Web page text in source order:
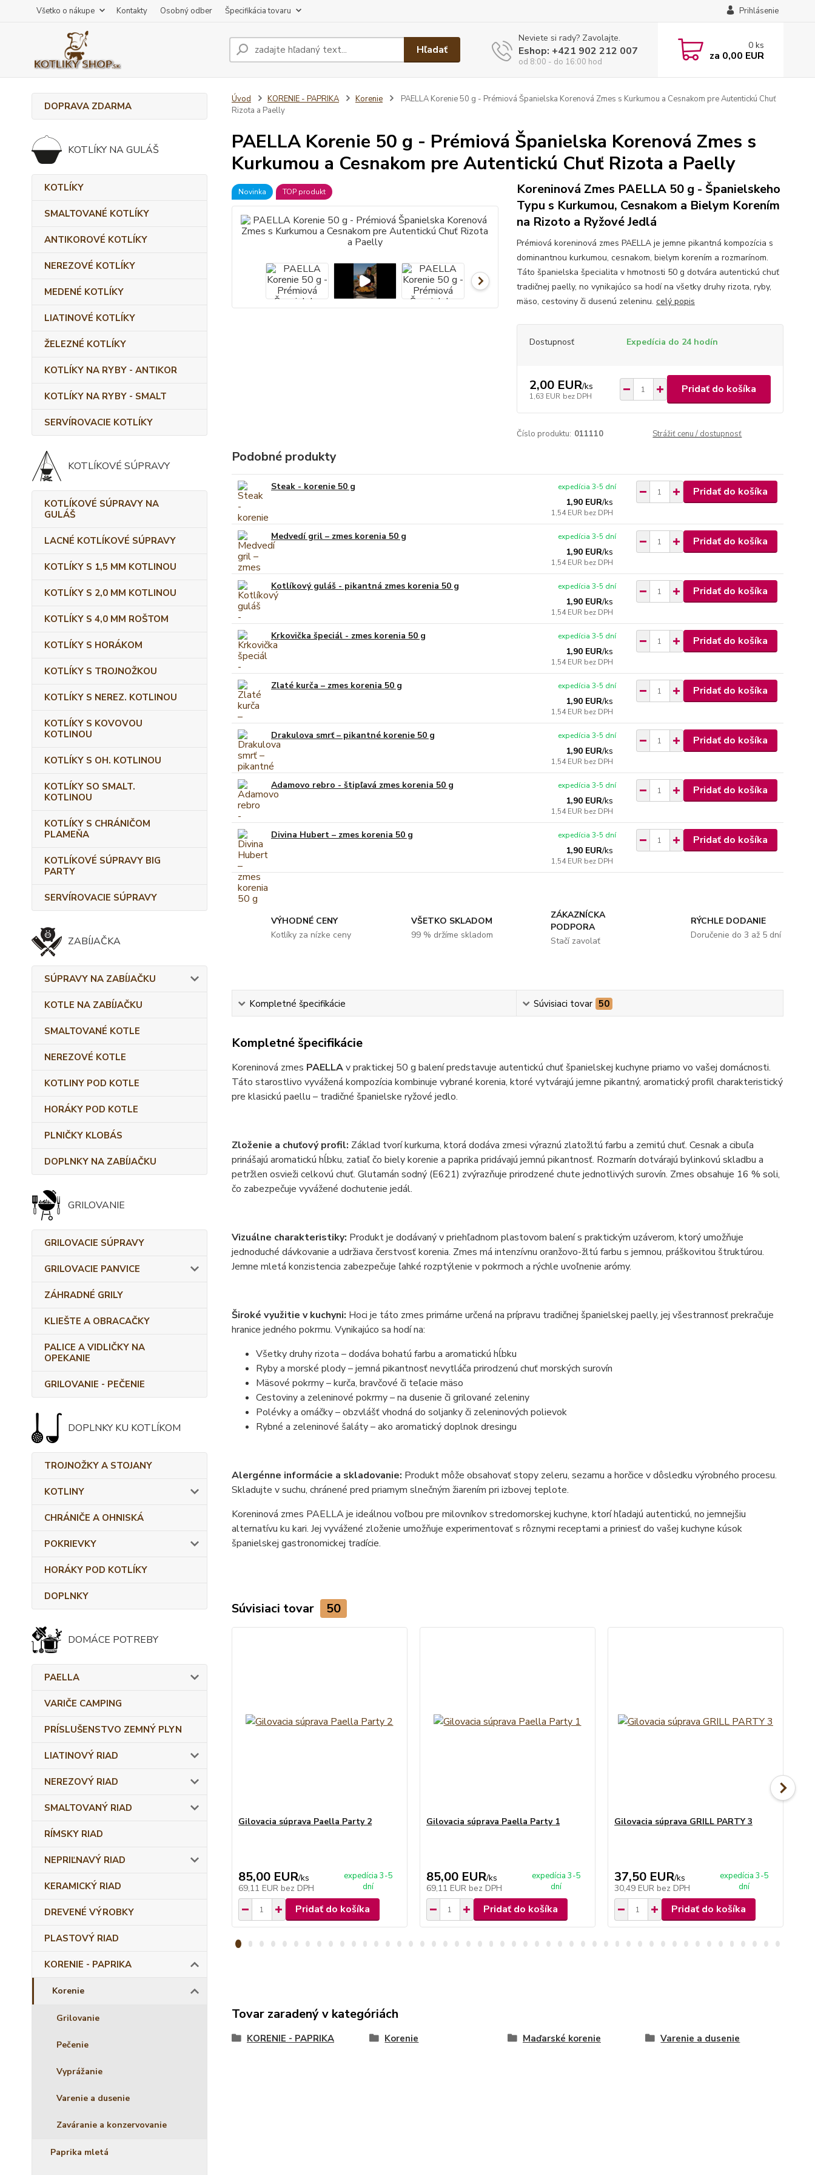
Všetko o nákupe Kontakty Osobný odber Špecifikácia tovaru Prihlásenie
Hľadať
Neviete si rady? Zavolajte.
Eshop: +421 902 212 007
od 8:00 - do 16:00 hod
0 ks
za 0,00 EUR
DOPRAVA ZDARMA
KOTLÍKY NA GULÁŠ
KOTLÍKY
SMALTOVANÉ KOTLÍKY
ANTIKOROVÉ KOTLÍKY
NEREZOVÉ KOTLÍKY
MEDENÉ KOTLÍKY
LIATINOVÉ KOTLÍKY
ŽELEZNÉ KOTLÍKY
KOTLÍKY NA RYBY - ANTIKOR
KOTLÍKY NA RYBY - SMALT
SERVÍROVACIE KOTLÍKY
KOTLÍKOVÉ SÚPRAVY
KOTLÍKOVÉ SÚPRAVY NA
GULÁŠ
LACNÉ KOTLÍKOVÉ SÚPRAVY
KOTLÍKY S 1,5 MM KOTLINOU
KOTLÍKY S 2,0 MM KOTLINOU
KOTLÍKY S 4,0 MM ROŠTOM
KOTLÍKY S HORÁKOM
KOTLÍKY S TROJNOŽKOU
KOTLÍKY S NEREZ. KOTLINOU
KOTLÍKY S KOVOVOU
KOTLINOU
KOTLÍKY S OH. KOTLINOU
KOTLÍKY SO SMALT.
KOTLINOU
KOTLÍKY S CHRÁNIČOM
PLAMEŇA
KOTLÍKOVÉ SÚPRAVY BIG
PARTY
SERVÍROVACIE SÚPRAVY
ZABÍJAČKA
SÚPRAVY NA ZABÍJAČKU
KOTLE NA ZABÍJAČKU
SMALTOVANÉ KOTLE
NEREZOVÉ KOTLE
KOTLINY POD KOTLE
HORÁKY POD KOTLE
PLNIČKY KLOBÁS
DOPLNKY NA ZABÍJAČKU
GRILOVANIE
GRILOVACIE SÚPRAVY
GRILOVACIE PANVICE
ZÁHRADNÉ GRILY
KLIEŠTE A OBRACAČKY
PALICE A VIDLIČKY NA
OPEKANIE
GRILOVANIE - PEČENIE
DOPLNKY KU KOTLÍKOM
TROJNOŽKY A STOJANY
KOTLINY
CHRÁNIČE A OHNISKÁ
POKRIEVKY
HORÁKY POD KOTLÍKY
DOPLNKY
DOMÁCE POTREBY
PAELLA
VARIČE CAMPING
PRÍSLUŠENSTVO ZEMNÝ PLYN
LIATINOVÝ RIAD
NEREZOVÝ RIAD
SMALTOVANÝ RIAD
RÍMSKY RIAD
NEPRIĽNAVÝ RIAD
KERAMICKÝ RIAD
DREVENÉ VÝROBKY
PLASTOVÝ RIAD
KORENIE - PAPRIKA
Korenie
Grilovanie
Pečenie
Vyprážanie
Varenie a dusenie
Zaváranie a konzervovanie
Paprika mletá
Úvod KORENIE - PAPRIKA Korenie
PAELLA Korenie 50 g - Prémiová Španielska Korenová Zmes s Kurkumou a Cesnakom pre Autentickú Chuť
Rizota a Paelly
PAELLA Korenie 50 g - Prémiová Španielska Korenová Zmes s
Kurkumou a Cesnakom pre Autentickú Chuť Rizota a Paelly
Novinka TOP produkt
Koreninová Zmes PAELLA 50 g - Španielskeho
Typu s Kurkumou, Cesnakom a Bielym Korením
na Rizoto a Ryžové Jedlá
Prémiová koreninová zmes PAELLA je jemne pikantná kompozícia s
dominantnou kurkumou, cesnakom, bielym korením a rozmarínom.
Táto španielska špecialita v hmotnosti 50 g dotvára autentickú chuť
tradičnej paelly, no vynikajúco sa hodí na všetky druhy rizota, ryby,
mäso, cestoviny či dusenú zeleninu. celý popis
Dostupnosť Expedícia do 24 hodín
2,00 EUR/ks
1,63 EUR bez DPH
Pridať do košíka
Číslo produktu: 011110 Strážiť cenu / dostupnosť
Podobné produkty
Steak - korenie 50 g
1,90 EUR/ks
1,54 EUR bez DPH
expedícia 3-5 dní Pridať do košíka
Medvedí gril – zmes korenia 50 g
1,90 EUR/ks
1,54 EUR bez DPH
expedícia 3-5 dní Pridať do košíka
Kotlíkový guláš - pikantná zmes korenia 50 g
1,90 EUR/ks
1,54 EUR bez DPH
expedícia 3-5 dní Pridať do košíka
Krkovička špeciál - zmes korenia 50 g
1,90 EUR/ks
1,54 EUR bez DPH
expedícia 3-5 dní Pridať do košíka
Zlaté kurča – zmes korenia 50 g
1,90 EUR/ks
1,54 EUR bez DPH
expedícia 3-5 dní Pridať do košíka
Drakulova smrť – pikantné korenie 50 g
1,90 EUR/ks
1,54 EUR bez DPH
expedícia 3-5 dní Pridať do košíka
Adamovo rebro - štipľavá zmes korenia 50 g
1,90 EUR/ks
1,54 EUR bez DPH
expedícia 3-5 dní Pridať do košíka
Divina Hubert – zmes korenia 50 g
1,90 EUR/ks
1,54 EUR bez DPH
expedícia 3-5 dní Pridať do košíka
VÝHODNÉ CENY
Kotlíky za nízke ceny
VŠETKO SKLADOM
99 % držíme skladom
ZÁKAZNÍCKA
PODPORA
Stačí zavolať
RÝCHLE DODANIE
Doručenie do 3 až 5 dní
Kompletné špecifikácie Súvisiaci tovar 50
Kompletné špecifikácie
Koreninová zmes PAELLAv praktickej 50 g balení predstavuje autentickú chuť španielskej kuchyne priamo vo vašej domácnosti.
Táto starostlivo vyvážená kompozícia kombinuje vybrané korenia, ktoré vytvárajú jemne pikantný, aromatický profil charakteristický
pre klasickú paellu – tradičné španielske ryžové jedlo.
Zloženie a chuťový profil: Základ tvorí kurkuma, ktorá dodáva zmesi výraznú zlatožltú farbu a zemitú chuť. Cesnak a cibuľa
prinášajú aromatickú hĺbku, zatiaľ čo biely korenie a paprika pridávajú jemnú pikantnosť. Rozmarín dotvárajú bylinkovú skladbu a
petržlen osvieži celkovú chuť. Glutamán sodný (E621) zvýrazňuje prirodzené chute jednotlivých surovín. Zmes obsahuje 16 % soli,
čo zabezpečuje vyvážené dochutenie jedál.
Vizuálne charakteristiky: Produkt je dodávaný v priehľadnom plastovom balení s praktickým uzáverom, ktorý umožňuje
jednoduché dávkovanie a udržiava čerstvosť korenia. Zmes má intenzívnu oranžovo-žltú farbu s jemnou, práškovitou štruktúrou.
Jemne mletá konzistencia zabezpečuje ľahké rozptýlenie v pokrmoch a rýchle uvoľnenie arómy.
Široké využitie v kuchyni: Hoci je táto zmes primárne určená na prípravu tradičnej španielskej paelly, jej všestrannosť prekračuje
hranice jedného pokrmu. Vynikajúco sa hodí na:
Všetky druhy rizota – dodáva bohatú farbu a aromatickú hĺbku
Ryby a morské plody – jemná pikantnosť nevytláča prirodzenú chuť morských surovín
Mäsové pokrmy – kurča, bravčové či teľacie mäso
Cestoviny a zeleninové pokrmy – na dusenie či grilované zeleniny
Polévky a omáčky – obzvlášť vhodná do soljanky či zeleninových polievok
Rybné a zeleninové šaláty – ako aromatický doplnok dresingu
Alergénne informácie a skladovanie: Produkt môže obsahovať stopy zeleru, sezamu a horčice v dôsledku výrobného procesu.
Skladujte v suchu, chránené pred priamym slnečným žiarením pri izbovej teplote.
Koreninová zmes PAELLA je ideálnou voľbou pre milovníkov stredomorskej kuchyne, ktorí hľadajú autentickú, no jemnejšiu
alternatívu ku kari. Jej vyvážené zloženie umožňuje experimentovať s rôznymi receptami a priniesť do vašej kuchyne kúsok
španielskej gastronomickej tradície.
Súvisiaci tovar 50
Gilovacia súprava Paella Party 2
85,00 EUR/ks
69,11 EUR bez DPH
expedícia 3-5
dní
Pridať do košíka
Gilovacia súprava Paella Party 1
85,00 EUR/ks
69,11 EUR bez DPH
expedícia 3-5
dní
Pridať do košíka
Gilovacia súprava GRILL PARTY 3
37,50 EUR/ks
30,49 EUR bez DPH
expedícia 3-5
dní
Pridať do košíka
Tovar zaradený v kategóriách
KORENIE - PAPRIKA Korenie Maďarské korenie Varenie a dusenie